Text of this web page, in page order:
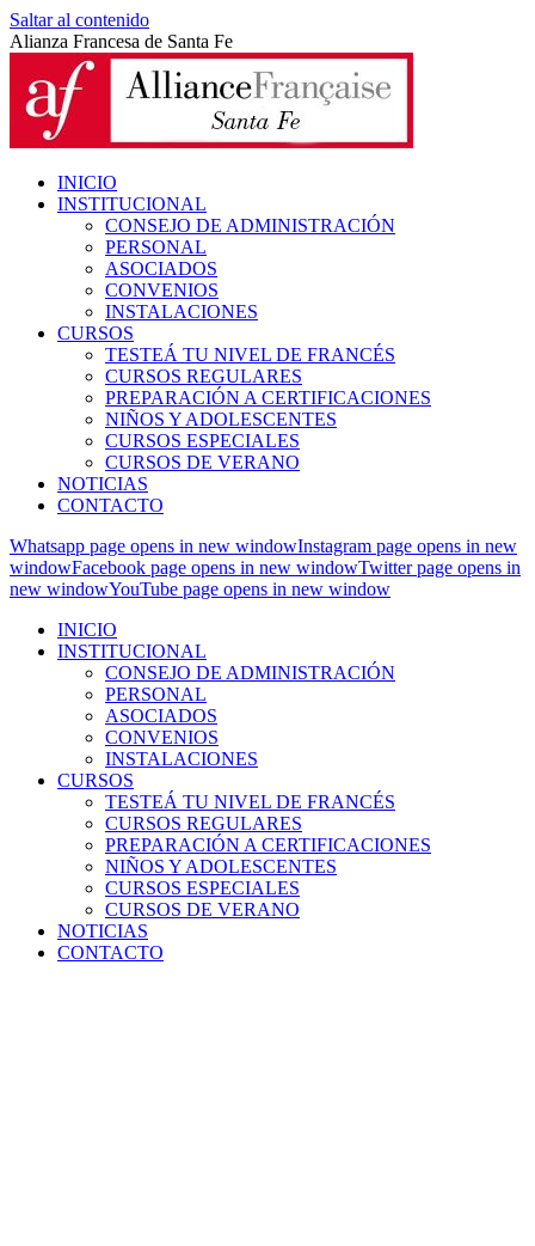
Saltar al contenido
Alianza Francesa de Santa Fe
INICIO
INSTITUCIONAL
CONSEJO DE ADMINISTRACIÓN
PERSONAL
ASOCIADOS
CONVENIOS
INSTALACIONES
CURSOS
TESTEÁ TU NIVEL DE FRANCÉS
CURSOS REGULARES
PREPARACIÓN A CERTIFICACIONES
NIÑOS Y ADOLESCENTES
CURSOS ESPECIALES
CURSOS DE VERANO
NOTICIAS
CONTACTO
Whatsapp page opens in new windowInstagram page opens in new
windowFacebook page opens in new windowTwitter page opens in
new windowYouTube page opens in new window
INICIO
INSTITUCIONAL
CONSEJO DE ADMINISTRACIÓN
PERSONAL
ASOCIADOS
CONVENIOS
INSTALACIONES
CURSOS
TESTEÁ TU NIVEL DE FRANCÉS
CURSOS REGULARES
PREPARACIÓN A CERTIFICACIONES
NIÑOS Y ADOLESCENTES
CURSOS ESPECIALES
CURSOS DE VERANO
NOTICIAS
CONTACTO